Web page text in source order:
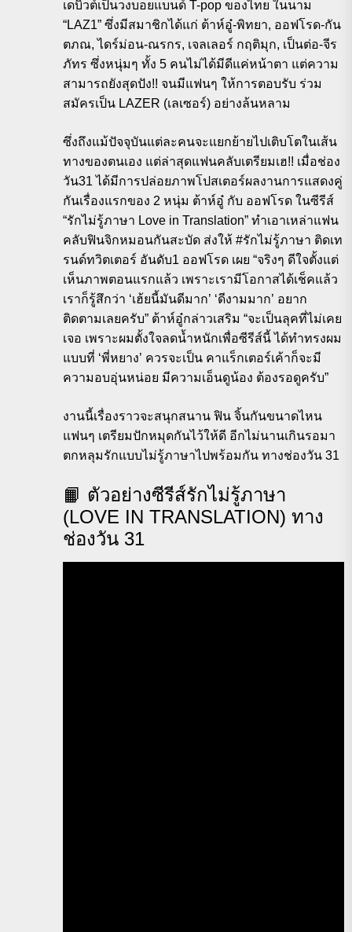
เดบิวต์เป็นวงบอยแบนด์ T-pop ของไทย ในนาม
“LAZ1” ซึ่งมีสมาชิกได้แก่ ต้าห์อู๋-พิทยา, ออฟโรด-กัน
ตภณ, ไดร์ม่อน-ณรกร, เจลเลอร์ กฤติมุก, เป็นต่อ-จีร
ภัทร ซึ่งหนุ่มๆ ทั้ง 5 คนไม่ได้มีดีแค่หน้าตา แต่ความ
สามารถยังสุดปัง!! จนมีแฟนๆ ให้การตอบรับ ร่วม
สมัครเป็น LAZER (เลเซอร์) อย่างล้นหลาม
ซึ่งถึงแม้ปัจจุบันแต่ละคนจะแยกย้ายไปเติบโตในเส้น
ทางของตนเอง แต่ล่าสุดแฟนคลับเตรียมเฮ!! เมื่อช่อง
วัน31 ได้มีการปล่อยภาพโปสเตอร์ผลงานการแสดงคู่
กันเรื่องแรกของ 2 หนุ่ม ต้าห์อู๋ กับ ออฟโรด ในซีรีส์
“รักไม่รู้ภาษา Love in Translation” ทำเอาเหล่าแฟน
คลับฟินจิกหมอนกันสะบัด ส่งให้ #รักไม่รู้ภาษา ติดเท
รนด์ทวิตเตอร์ อันดับ1 ออฟโรด เผย “จริงๆ ดีใจตั้งแต่
เห็นภาพตอนแรกแล้ว เพราะเรามีโอกาสได้เช็คแล้ว
เราก็รู้สึกว่า ‘เฮ้ยนี้มันดีมาก’ ‘ดีงามมาก’ อยาก
ติดตามเลยครับ” ต้าห์อู๋กล่าวเสริม “จะเป็นลุคที่ไม่เคย
เจอ เพราะผมตั้งใจลดน้ำหนักเพื่อซีรีส์นี้ ได้ทำทรงผม
แบบที่ ‘พี่หยาง’ ควรจะเป็น คาแร็กเตอร์เค้าก็จะมี
ความอบอุ่นหน่อย มีความเอ็นดูน้อง ต้องรอดูครับ”
งานนี้เรื่องราวจะสนุกสนาน ฟิน จิ้นกันขนาดไหน
แฟนๆ เตรียมปักหมุดกันไว้ให้ดี อีกไม่นานเกินรอมา
ตกหลุมรักแบบไม่รู้ภาษาไปพร้อมกัน ทางช่องวัน 31
📙 ตัวอย่างซีรีส์รักไม่รู้ภาษา
(LOVE IN TRANSLATION) ทาง
ช่องวัน 31